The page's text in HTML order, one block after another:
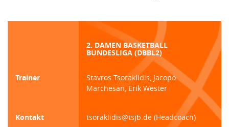
2. DAMEN BASKETBALL
BUNDESLIGA (DBBL2)
Trainer
Stavros Tsoraklidis, Jacopo
Marchesan, Erik Wester
Kontakt
tsoraklidis@tsjb.de (Headcoach)